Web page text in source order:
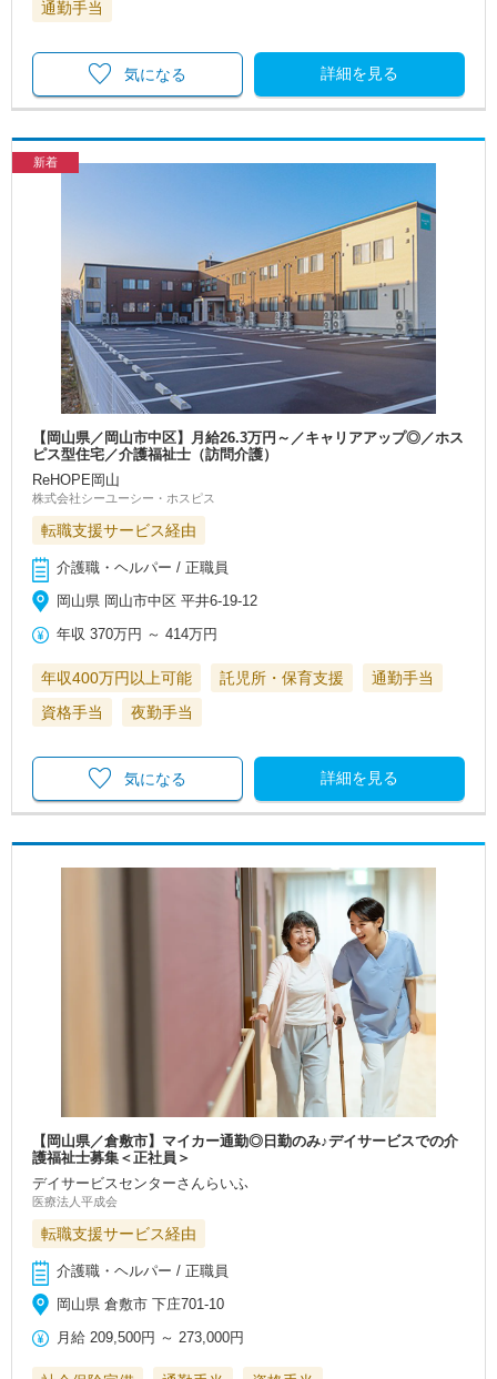
通勤手当
詳細を見る
気になる
新着
【岡山県／岡山市中区】月給26.3万円～／キャリアアップ◎／ホス
ピス型住宅／介護福祉士（訪問介護）
ReHOPE岡山
株式会社シーユーシー・ホスピス
転職支援サービス経由
介護職・ヘルパー / 正職員
岡山県 岡山市中区 平井6-19-12
年収 370万円 ～414万円
年収400万円以上可能 託児所・保育支援
通勤手当
資格手当
夜勤手当
詳細を見る
気になる
【岡山県／倉敷市】マイカー通勤◎日勤のみ♪デイサービスでの介
護福祉士募集＜正社員＞
デイサービスセンターさんらいふ
医療法人平成会
転職支援サービス経由
介護職・ヘルパー / 正職員
岡山県 倉敷市 下庄701‐10
月給 209,500円 ～ 273,000円